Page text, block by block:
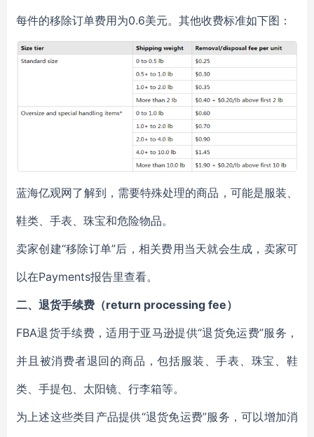
每件的移除订单费用为0.6美元。其他收费标准如下图：
蓝海亿观网了解到，需要特殊处理的商品，可能是服装、
鞋类、手表、珠宝和危险物品。
卖家创建“移除订单”后，相关费用当天就会生成，卖家可
以在Payments报告里查看。
二、退货手续费（return processing fee）
FBA退货手续费，适用于亚马逊提供“退货免运费”服务，
并且被消费者退回的商品，包括服装、手表、珠宝、鞋
类、手提包、太阳镜、行李箱等。
为上述这些类目产品提供“退货免运费”服务，可以增加消